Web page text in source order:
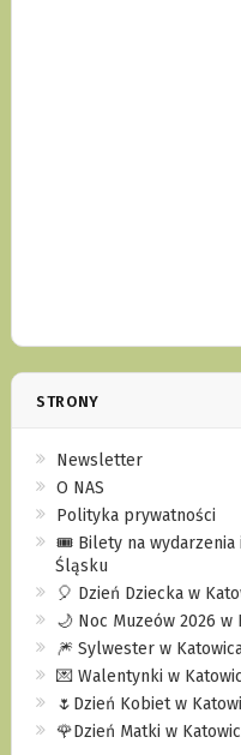
STRONY
Newsletter
O NAS
Polityka prywatności
🎟️ Bilety na wydarzenia
Śląsku
🎈 Dzień Dziecka w
🌙 Noc Muzeów 2026
🎆 Sylwester w
💌 Walentynki w
🌷Dzień Kobiet w
🌹Dzień Matki w